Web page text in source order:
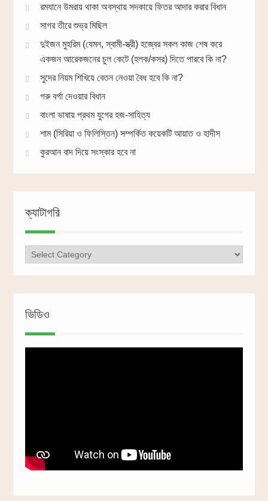
রমযানে উমরায় থাকা অবস্থায় সদকায়ে ফিতর আদার করার বিধান
সাগর তীরে শুভ্র মিছিল
দুইজন মুহরিম (যেমন, স্বামী-স্ত্রী) হজ্বের সকল কাজ শেষ করে
একজন আরেকজনের চুল কেটে (হলক/কসর) দিতে পারবে কি না?
সুদের নিয়ম শিখিয়ে বেতন নেওয়া বৈধ হবে কি না?
গরু বর্গা দেওয়ার বিধান
বাংলা ভাষায় প্রথম যুগের হজ-সাহিত্য
শাম (সিরিয়া ও ফিলিস্তিন) সম্পর্কিত কয়েকটি আয়াত ও হাদীস
কুরআন বাদ দিয়ে সংস্কার হবে না
ক্যাটাগরি
ক্যাটাগরি
ভিডিও